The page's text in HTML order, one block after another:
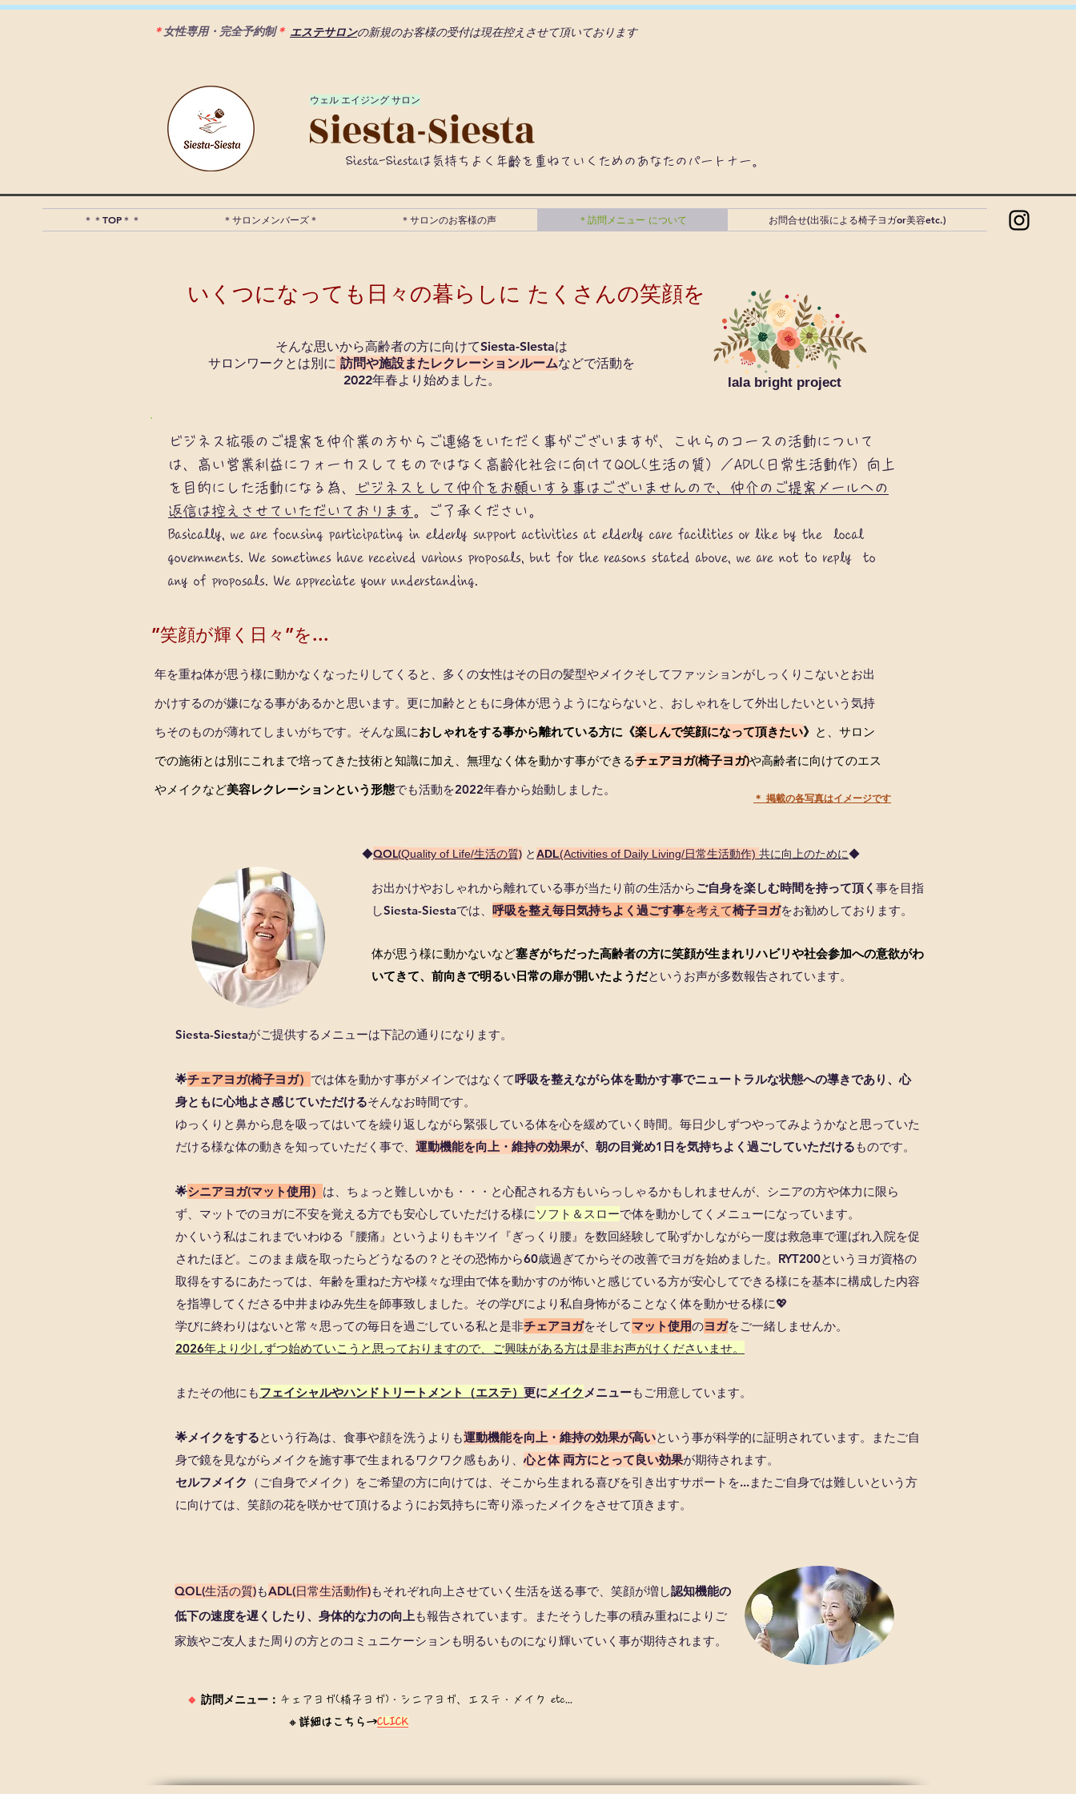
＊ 女性専用・完全予約制＊ エステサロンの新規のお客様の受付は現在控えさせて頂いております
​ウェル エイジング サロン
Siesta-Siestaは気持ちよく年齡を重ねていくためのあなたのパートナー。
＊＊TOP＊＊ ＊サロンメンバーズ＊ ＊サロンのお客様の声 ＊訪問メニュー について お問合せ(出張による椅子ヨガor美容etc.)
いくつになっても日々の暮らしに たくさんの笑顔を
そんな思いから高齢者の方に向けてSiesta-SIestaは
サロンワークとは別に 訪問や施設またレクレーションルームなどで活動を
2022年春より始めました。
​lala bright project
ビジネス拡張のご提案を仲介業の方からご連絡をいただく事がございますが、これらのコースの活動について
は、高い営業利益にフォーカスしてものではなく高齢化社会に向けてQOL(生活の質）／ADL(日常生活動作）向上
を目的にした活動になる為、
ビジネスとして仲介をお願いする事はございませんので、仲介のご提案メールへの
返信は控えさせていただいております 。ご了承ください。
Basically, we are focusing participating in elderly support activities at elderly care facilities or like by the local
governments. We sometimes have received various proposals, but for the reasons stated above, we are not to reply to
any of proposals. We appreciate your understanding.
”笑顔が輝く日々”を...
​年を重ね体が思う様に動かなくなったりしてくると、多くの女性はその日の髪型やメイクそしてファッションがしっくりこないとお出
かけするのが嫌になる事があるかと思います。更に加齢とともに身体が思うようにならないと、おしゃれをして外出したいという気持
ちそのものが薄れてしまいがちです。そんな風におしゃれをする事から離れている方に《楽しんで笑顔になって頂きたい》 と、サロン
での施術とは別にこれまで培ってきた技術と知識に加え、無理なく体を動かす事ができるチェアヨガ(椅子ヨガ)や高齢者に向けてのエス
やメイクなど美容レクレーションという形態でも活動を2022年春から始動しました。
＊ 掲載の各写真はイメージです
◆QOL(Quality of Life/生活の質) とADL(Activities of Daily Living/日常生活動作) 共に向上のために◆
お出かけやおしゃれから離れている事が当たり前の生活からご自身を楽しむ時間を持って頂く 事を目指
しSiesta-Siestaでは、 呼吸を整え毎日気持ちよく過ごす事を考えて椅子ヨガをお勧めしております。
体が思う様に動かないなど塞ぎがちだった高齢者の方に笑顔が生まれリハビリや社会参加への意欲がわ
いてきて、前向きで明るい日常の扉が開いたようだという ​お声が多数報告されています。
​Siesta-Siestaがご提供するメニューは下記の通りになります。
🌟チェアヨガ(椅子ヨガ） では体を動かす事がメインではなくて呼吸を整えながら体を動かす事でニュートラルな状態への導きであり、心
身ともに心地よさ感じていただけるそんなお時間です。
ゆっくりと鼻から息を吸ってはいてを繰り返しながら緊張している体を心を緩めていく時間。毎日少しずつやってみようかなと思っていた
だける様な体の動きを知っていただく事で、 運動機能を向上・維持の効果が、 朝の目覚め1日を気持ちよく過ごしていただける ものです。
🌟シニアヨガ(マット使用） は、ちょっと難しいかも・・・と心配される方もいらっしゃるかもしれませんが、シニアの方や体力に限ら
ず、マットでのヨガに不安を覚える方でも安心していただける様にソフト＆スローで体を動かしてくメニューになっています。
かくいう私はこれまでいわゆる『腰痛』というよりもキツイ『ぎっくり腰』を数回経験して恥ずかしながら一度は救急車で運ばれ入院を促
されたほど。このまま歳を取ったらどうなるの？とその恐怖から60歳過ぎてからその改善でヨガを始めました。RYT200というヨガ資格の
取得をするにあたっては、年齢を重ねた方や様々な理由で体を動かすのが怖いと感じている方が安心してできる様にを基本に構成した内容
を指導してくださる中井まゆみ先生を師事致しました。その学びにより私自身怖がることなく体を動かせる様に💖
学びに終わりはないと常々思っての毎日を過ごしている私と是非チェアヨガをそしてマット使用のヨガをご一緒しませんか。
2026年より少しずつ始めていこうと思っておりますので、ご興味がある方は是非お声がけくださいませ。
またその他にもフェイシャルやハンドトリートメント（エステ） 更にメイクメニューもご用意しています。
🌟メイクをするという行為は、食事や顔を洗うよりも運動機能を向上・維持の効果が高いという事が科学的に証明されています。またご自
身で鏡を見ながらメイクを施す事で生まれるワクワク感もあり、心と体 両方にとって良い効果が期待されます。
セルフメイク （ご自身でメイク）をご希望の方に向けては、そこから生まれる喜びを引き出すサポートを...また ご自身では難しいという方
に向けては、笑顔の花を咲かせて頂けるようにお気持ちに寄り添ったメイクをさせて頂きます。
QOL(生活の質)もADL(日常生活動作)もそれぞれ向上させていく生活を送る事で、笑顔が増し認知機能の
低下の速度を遅くしたり、身体的な力の向上も報告されています。またそうした事の積み重ねによりご
家族やご友人また周りの方とのコミュニケーションも明るいものになり輝いていく事が期待されます。
🔹 訪問メニュー： チェアヨガ(椅子ヨガ)・シニアヨガ、エステ・メイク etc...
​ 🔸 詳細はこちら→CLICK